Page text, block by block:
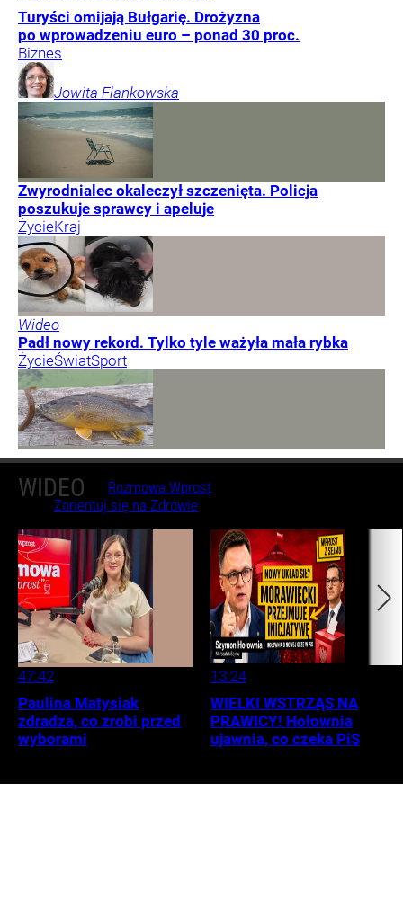
Turyści omijają Bułgarię. Drożyzna
po wprowadzeniu euro – ponad 30 proc.
Biznes
Jowita Flankowska
Zwyrodnialec okaleczył szczenięta. Policja
poszukuje sprawcy i apeluje
ŻycieKraj
Wideo
Padł nowy rekord. Tylko tyle ważyła mała rybka
ŻycieŚwiatSport
WIDEO
Rozmowa Wprost
Zorientuj się na Zdrowie
Paulina Matysiak
zdradza, co zrobi przed
wyborami
47:42
WIELKI WSTRZĄS NA
PRAWICY! Hołownia
ujawnia, co czeka PiS
13:24